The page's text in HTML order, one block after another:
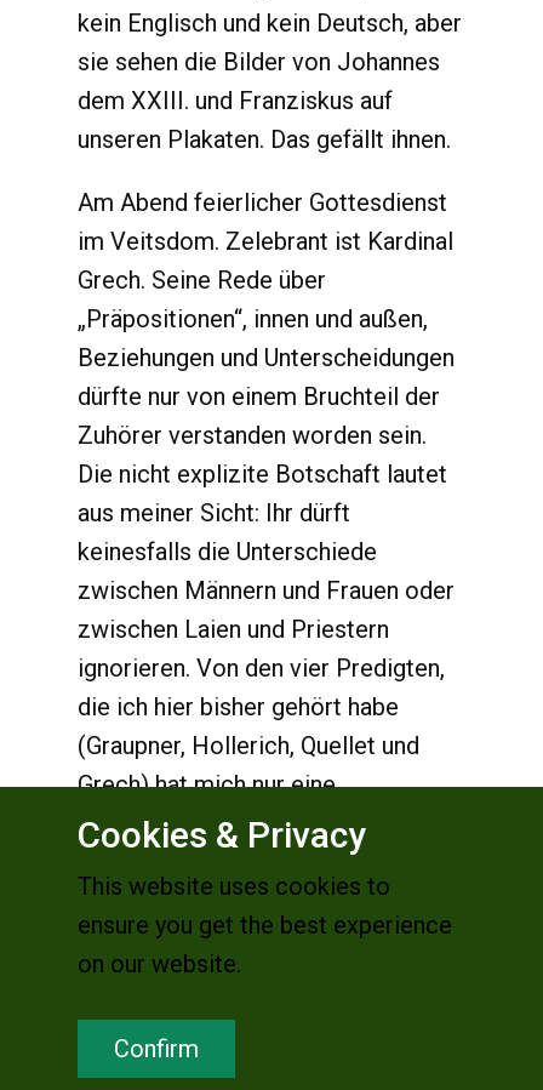
kein Englisch und kein Deutsch, aber
sie sehen die Bilder von Johannes
dem XXIII. und Franziskus auf
unseren Plakaten. Das gefällt ihnen.
Am Abend feierlicher Gottesdienst
im Veitsdom. Zelebrant ist Kardinal
Grech. Seine Rede über
„Präpositionen“, innen und außen,
Beziehungen und Unterscheidungen
dürfte nur von einem Bruchteil der
Zuhörer verstanden worden sein.
Die nicht explizite Botschaft lautet
aus meiner Sicht: Ihr dürft
keinesfalls die Unterschiede
zwischen Männern und Frauen oder
zwischen Laien und Priestern
ignorieren. Von den vier Predigten,
die ich hier bisher gehört habe
(Graupner, Hollerich, Quellet und
Grech) hat mich nur eine
angesprochen, das war die von
Hollerich – die einzige, die frei
gehalten wurde.
Die Fürbitten werden von
Sie stehen schon vorgedruckt in
dem Ablauf der Messe, der verteilt
Cookies & Privacy
This website uses cookies to
ensure you get the best experience
on our website.
Confirm